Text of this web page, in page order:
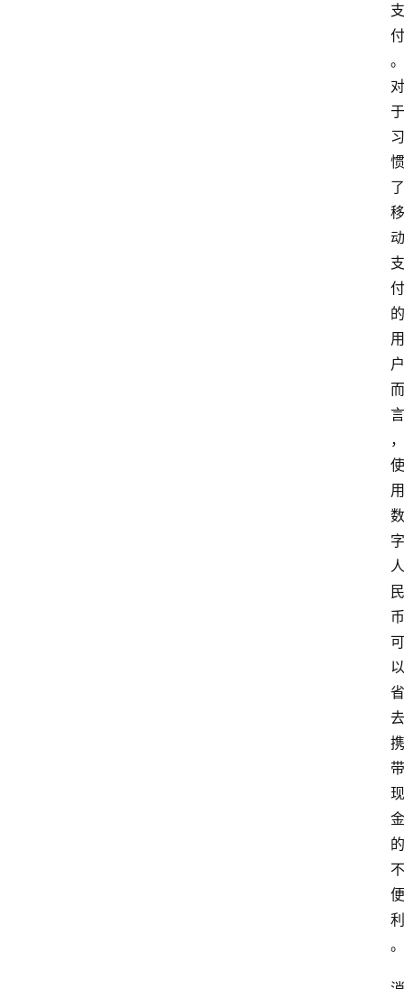
支
付
。
对
于
习
惯
了
移
动
支
付
的
用
户
而
言
，
使
用
数
字
人
民
币
可
以
省
去
携
带
现
金
的
不
便
利
。